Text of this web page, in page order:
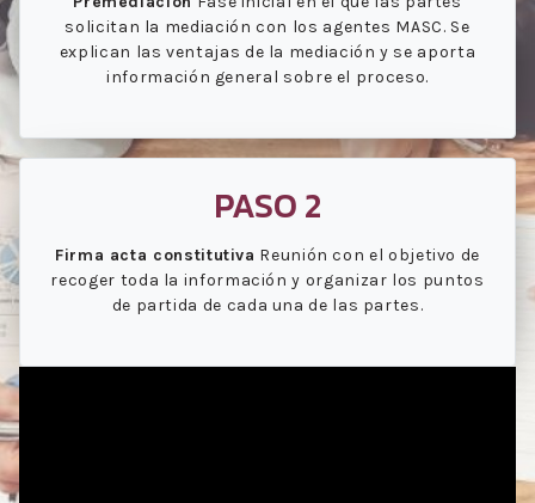
solicitan la mediación con los agentes MASC. Se
explican las ventajas de la mediación y se aporta
información general sobre el proceso.
PASO 2
Firma acta constitutiva Reunión con el objetivo de
recoger toda la información y organizar los puntos
de partida de cada una de las partes.